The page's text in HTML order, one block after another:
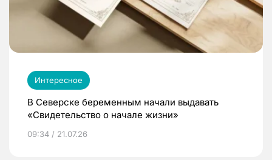
Интересное
В Северске беременным начали выдавать
«Свидетельство о начале жизни»
09:34 / 21.07.26